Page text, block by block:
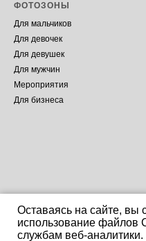
Оставаясь на сайте, вы
использование файлов
службам веб-аналитики.
ФОТОЗОНЫ
Для мальчиков
Для девочек
Для девушек
Для мужчин
Мероприятия
Для бизнеса
Made on